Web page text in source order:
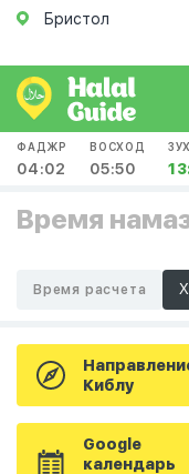
Бристол
ФАДЖР
04:02
ВОСХОД
05:50
Время
Время расчета
Киблу
Google
календарь